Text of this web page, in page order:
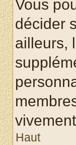
Vous
décider
ailleurs,
Haut